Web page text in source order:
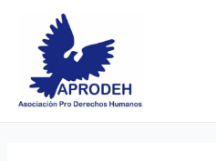
content
pagination